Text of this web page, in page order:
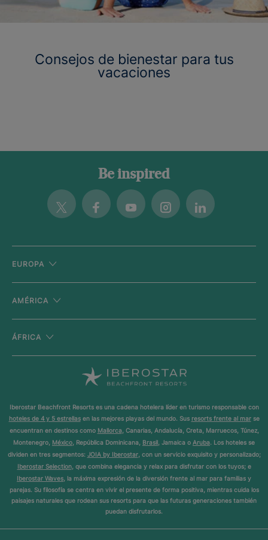
Consejos de bienestar para tus
vacaciones
Be inspired
Twitter FacebookYoutubeInstagramLinkedin
EUROPA
AMÉRICA
ÁFRICA
Iberostar Beachfront Resorts es una cadena hotelera líder en turismo responsable con
hoteles de 4 y 5 estrellasen las mejores playas del mundo. Sus resorts frente al marse
encuentran en destinos como Mallorca, Canarias, Andalucía, Creta, Marruecos, Túnez,
Montenegro, México, República Dominicana, Brasil, Jamaica o Aruba. Los hoteles se
dividen en tres segmentos: JOIA by Iberostar, con un servicio exquisito y personalizado;
Iberostar Selection, que combina elegancia y relax para disfrutar con los tuyos; e
Iberostar Waves, la máxima expresión de la diversión frente al mar para familias y
parejas. Su filosofía se centra en vivir el presente de forma positiva, mientras cuida los
paisajes naturales que rodean sus resorts para que las futuras generaciones también
puedan disfrutarlos.